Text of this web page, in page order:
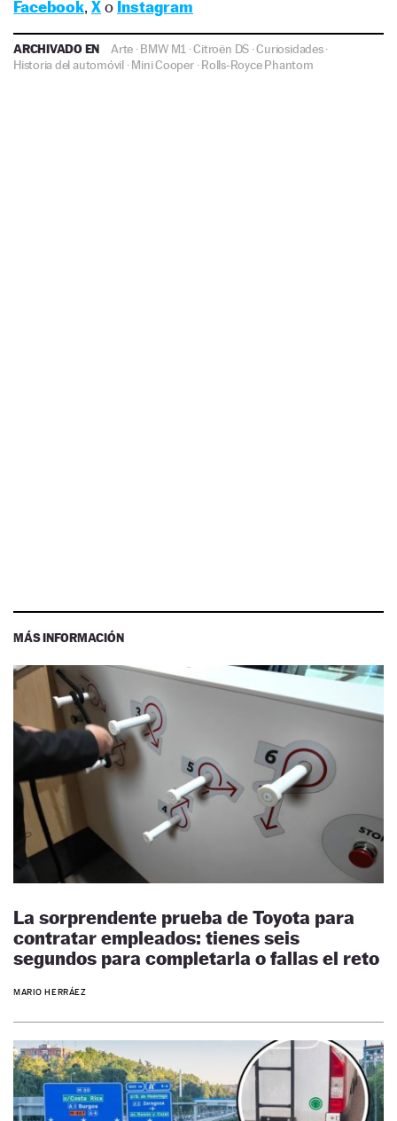
Facebook, Xo Instagram
ARCHIVADO EN Arte ·BMW M1 ·Citroën DS ·Curiosidades·
Historia del automóvil·Mini Cooper·Rolls-Royce Phantom
MÁS INFORMACIÓN
La sorprendente prueba de Toyota para
contratar empleados: tienes seis
segundos para completarla o fallas el reto
MARIO HERRÁEZ